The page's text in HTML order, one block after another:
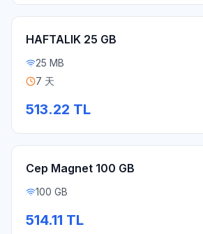
HAFTALIK 25 GB
25 MB
7 天
513.22 TL
Cep Magnet 100 GB
100 GB
514.11 TL